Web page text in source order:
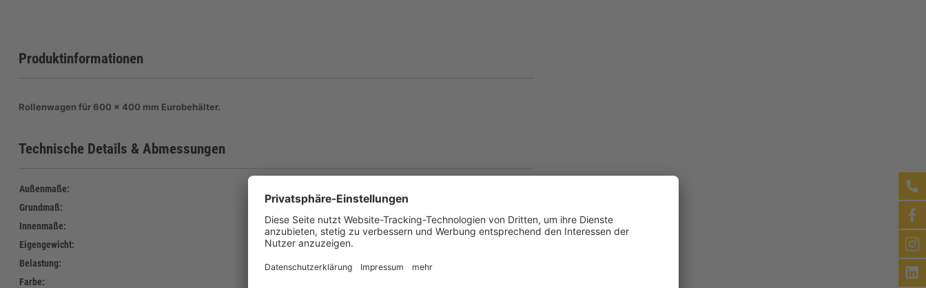
Produktinformationen
Rollenwagen für 600 x 400 mm Eurobehälter.
Technische Details & Abmessungen
Außenmaße:
Grundmaß:
620 x 420 mm
Innenmaße:
610 x 412 mm
Eigengewicht:
2.500 g
Belastung:
bis 250 kg
Farbe: